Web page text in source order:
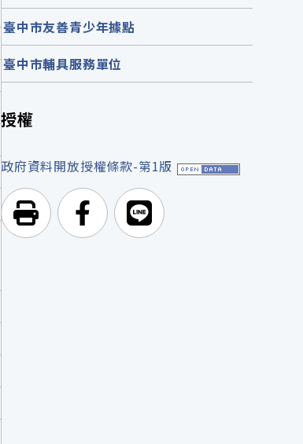
臺中市友善青少年據點
臺中市輔具服務單位
授權
政府資料開放授權條款-第1版
列印頁面前往Facebook
前往Line